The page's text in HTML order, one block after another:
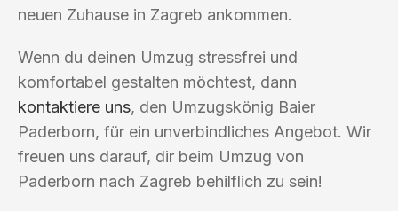
neuen Zuhause in Zagreb ankommen.
Wenn du deinen Umzug stressfrei und
komfortabel gestalten möchtest, dann
kontaktiere uns, den Umzugskönig Baier
Paderborn, für ein unverbindliches Angebot. Wir
freuen uns darauf, dir beim Umzug von
Paderborn nach Zagreb behilflich zu sein!